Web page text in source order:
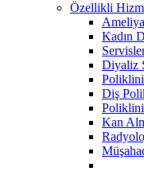
Özellikli
Kadın
Diyaliz
Diş
Kan